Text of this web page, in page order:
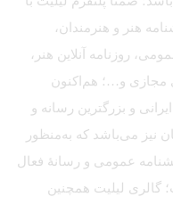
هنر و هنرمندان،
روزنامه آنلاین هنر،
مجازی و…؛ هم‌اکنون
و بزرگترین رسانه و
نیز می‌باشد که به‌منظور
عمومی و رسانهٔ فعال
گالری لیلیت همچنین